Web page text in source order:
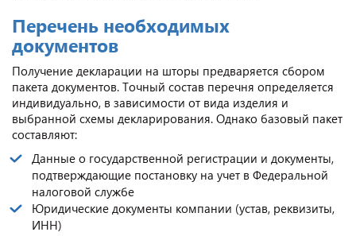
Перечень необходимых
документов
Получение декларации на шторы предваряется сбором
пакета документов. Точный состав перечня определяется
индивидуально, в зависимости от вида изделия и
выбранной схемы декларирования. Однако базовый пакет
составляют:
Данные о государственной регистрации и документы,
подтверждающие постановку на учет в Федеральной
налоговой службе
Юридические документы компании (устав, реквизиты,
ИНН)